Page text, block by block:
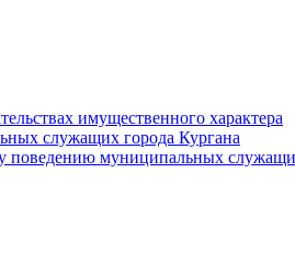
имущественного характера
служащих города Кургана
муниципальных